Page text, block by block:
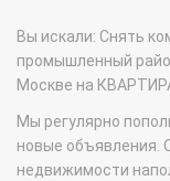
Вы искали: Снять
промышленный
Москве на
Мы регулярно
новые объявления.
недвижимости